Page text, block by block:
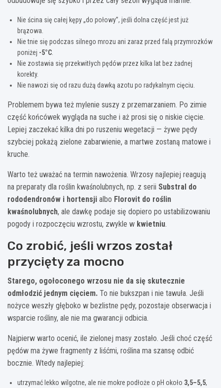
Nie ścina się całej kępy „do połowy”, jeśli dolna część jest już
brązowa.
Nie tnie się podczas silnego mrozu ani zaraz przed falą przymrozków
poniżej -5°C
Nie zostawia się przekwitłych pędów przez kilka lat bez żadnej
korekty.
Nie nawozi się od razu dużą dawką azotu po radykalnym cięciu.
Problemem bywa też mylenie suszy z przemarzaniem. Po zimie
część końcówek wygląda na suche i aż prosi się o niskie cięcie.
Lepiej zaczekać kilka dni po ruszeniu wegetacji — żywe pędy
szybciej pokażą zielone zabarwienie, a martwe zostaną matowe i
kruche.
Warto też uważać na termin nawożenia. Wrzosy najlepiej reagują
na preparaty dla roślin kwaśnolubnych, np. z serii Substral do
rododendronów i hortensji albo Florovit do roślin
kwaśnolubnych, ale dawkę podaje się dopiero po ustabilizowaniu
pogody i rozpoczęciu wzrostu, zwykle w kwietniu.
Co zrobić, jeśli wrzos został
przycięty za mocno
Starego, ogołoconego wrzosu nie da się skutecznie
odmłodzić jednym cięciem. To nie bukszpan i nie tawuła. Jeśli
nożyce weszły głęboko w bezlistne pędy, pozostaje obserwacja i
wsparcie rośliny, ale nie ma gwarancji odbicia.
Najpierw warto ocenić, ile zielonej masy zostało. Jeśli choć część
pędów ma żywe fragmenty z liśćmi, roślina ma szansę odbić
bocznie. Wtedy najlepiej:
utrzymać lekko wilgotne, ale nie mokre podłoże o pH około 3,5–5,5,